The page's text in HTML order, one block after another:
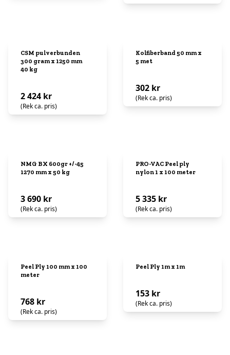
CSM pulverbunden
300 gram x 1250 mm
40 kg
2 424 kr
(Rek ca. pris)
Kolfiberband 50 mm x
5 met
302 kr
(Rek ca. pris)
NMG BX 600gr +/-45
1270 mm x 50 kg
3 690 kr
(Rek ca. pris)
PRO-VAC Peel ply
nylon 1 x 100 meter
5 335 kr
(Rek ca. pris)
Peel Ply 100 mm x 100
meter
768 kr
(Rek ca. pris)
Peel Ply 1m x 1m
153 kr
(Rek ca. pris)